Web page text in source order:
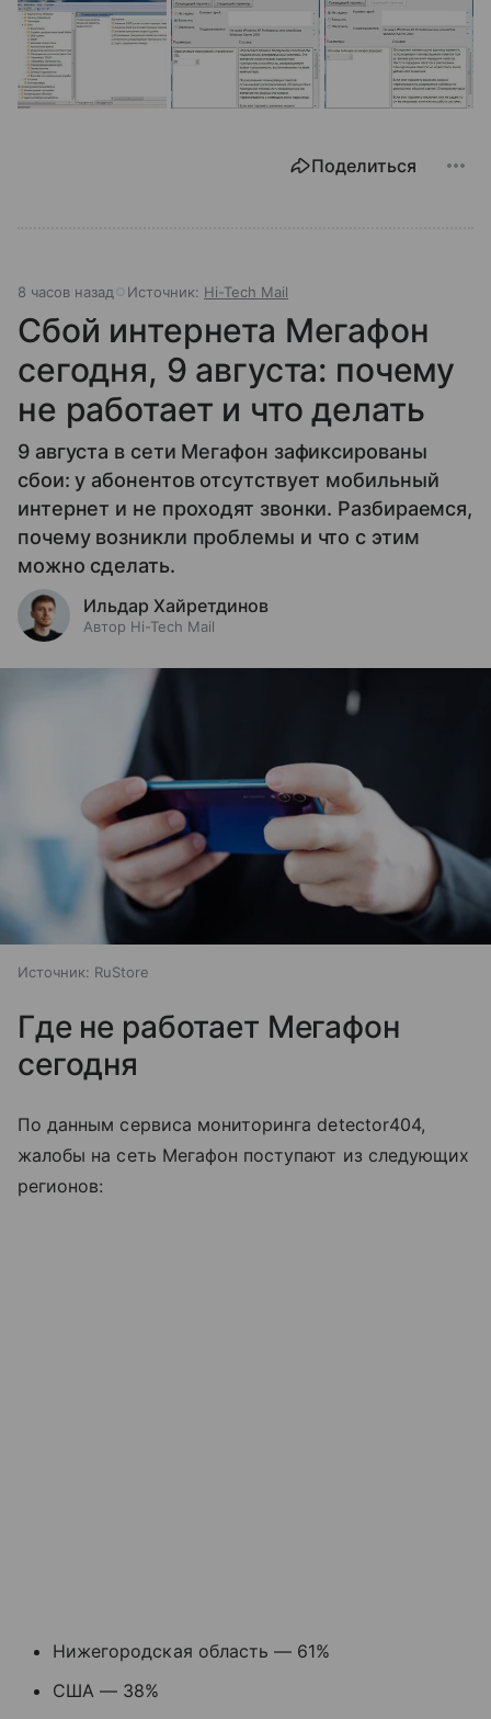
Поделиться
8 часов назад Источник: Hi-Tech Mail
Сбой интернета Мегафон
сегодня, 9 августа: почему
не работает и что делать
9 августа в сети Мегафон зафиксированы
сбои: у абонентов отсутствует мобильный
интернет и не проходят звонки. Разбираемся,
почему возникли проблемы и что с этим
можно сделать.
Ильдар Хайретдинов
Автор Hi-Tech Mail
Источник: RuStore
Где не работает Мегафон
сегодня
По данным сервиса мониторинга detector404,
жалобы на сеть Мегафон поступают из следующих
регионов:
Нижегородская область — 61%
США — 38%